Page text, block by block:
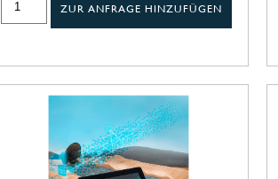
ZUR ANFRAGE HINZUFÜGEN